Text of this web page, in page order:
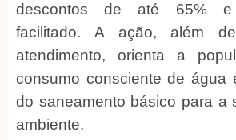
descontos de até 65% e
facilitado. A ação, além
atendimento, orienta a
consumo consciente de água
do saneamento básico para a
ambiente.